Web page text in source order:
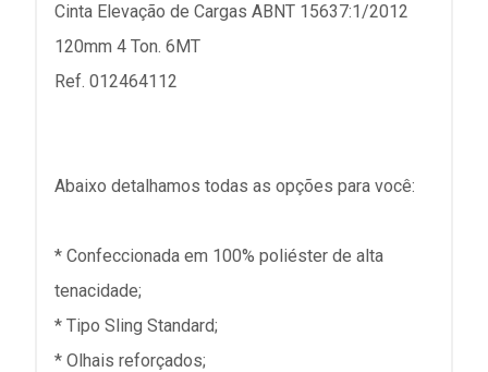
Cinta Elevação de Cargas ABNT 15637:1/2012
120mm 4 Ton. 6MT
Ref. 012464112
Abaixo detalhamos todas as opções para você:
* Confeccionada em 100% poliéster de alta
tenacidade;
* Tipo Sling Standard;
* Olhais reforçados;